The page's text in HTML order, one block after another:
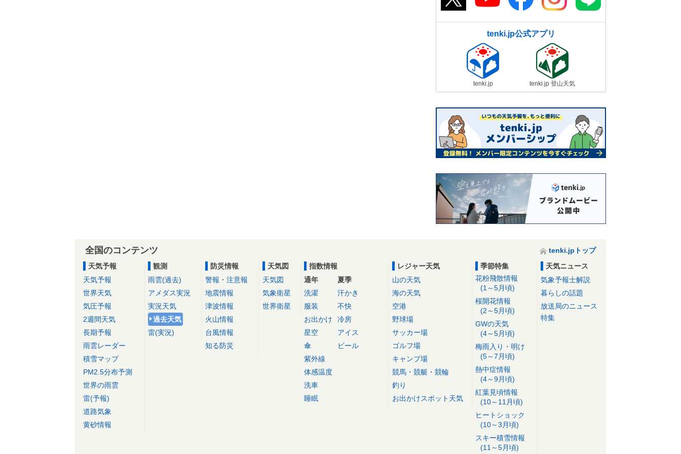
tenki.jp公式アプリ
tenki.jp tenki.jp 登山天気
全国のコンテンツ
tenki.jpトップ
天気予報
天気予報
世界天気
気圧予報
2週間天気
長期予報
雨雲レーダー
積雪マップ
PM2.5分布予測
世界の雨雲
雷(予報)
道路気象
黄砂情報
観測
雨雲(過去)
アメダス実況
実況天気
過去天気
雷(実況)
防災情報
警報・注意報
地震情報
津波情報
火山情報
台風情報
知る防災
天気図
天気図
気象衛星
世界衛星
指数情報
通年
洗濯
服装
お出かけ
星空
傘
紫外線
体感温度
洗車
睡眠
夏季
汗かき
不快
冷房
アイス
ビール
レジャー天気
山の天気
海の天気
空港
野球場
サッカー場
ゴルフ場
キャンプ場
競馬・競艇・競輪
釣り
お出かけスポット天気
季節特集
花粉飛散情報
(1～5月頃)
桜開花情報
(2～5月頃)
GWの天気
(4～5月頃)
梅雨入り・明け
(5～7月頃)
熱中症情報
(4～9月頃)
紅葉見頃情報
(10～11月頃)
ヒートショック
(10～3月頃)
スキー積雪情報
(11～5月頃)
天気ニュース
気象予報士解説
暮らしの話題
放送局のニュース
特集